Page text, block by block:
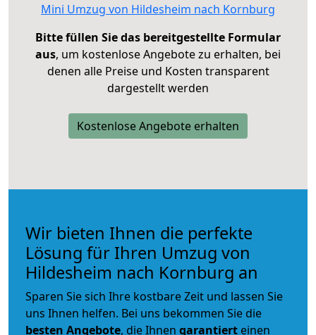
Mini Umzug von Hildesheim nach Kornburg
Bitte füllen Sie das bereitgestellte Formular
aus, um kostenlose Angebote zu erhalten, bei
denen alle Preise und Kosten transparent
dargestellt werden
Kostenlose Angebote erhalten
Wir bieten Ihnen die perfekte
Lösung für Ihren Umzug von
Hildesheim nach Kornburg an
Sparen Sie sich Ihre kostbare Zeit und lassen Sie
uns Ihnen helfen. Bei uns bekommen Sie die
besten Angebote, die Ihnen garantiert einen